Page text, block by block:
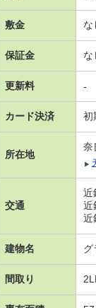
敷金 な
保証金 な
更新料 -
カード決済 初
所在地
奈
交通
近
近
近
建物名 グ
間取り